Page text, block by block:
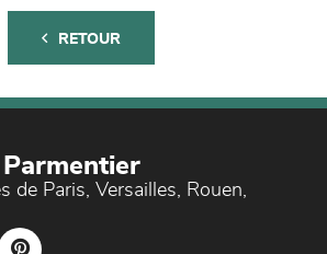
RETOUR
de Paris, Versailles, Rouen,